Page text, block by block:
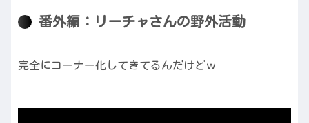
番外編：リーチャさんの野外活動
完全にコーナー化してきてるんだけどｗ